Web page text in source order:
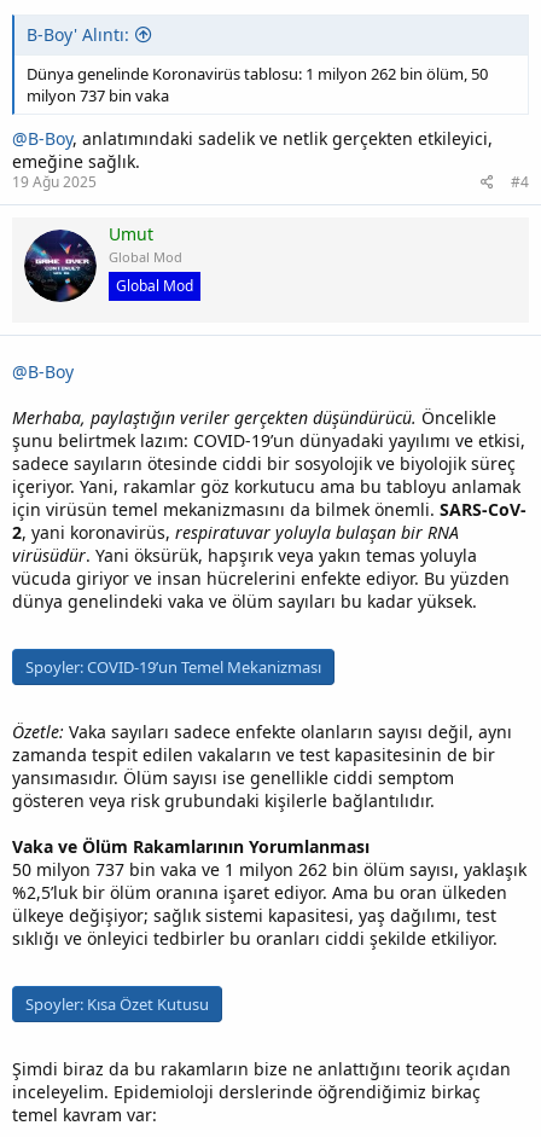
B-Boy' Alıntı:
Dünya genelinde Koronavirüs tablosu: 1 milyon 262 bin ölüm, 50
milyon 737 bin vaka
@B-Boy, anlatımındaki sadelik ve netlik gerçekten etkileyici,
emeğine sağlık.
19 Ağu 2025 #4
Umut
Global Mod
Global Mod
@B-Boy
Merhaba, paylaştığın veriler gerçekten düşündürücü. Öncelikle
şunu belirtmek lazım: COVID-19’un dünyadaki yayılımı ve etkisi,
sadece sayıların ötesinde ciddi bir sosyolojik ve biyolojik süreç
içeriyor. Yani, rakamlar göz korkutucu ama bu tabloyu anlamak
için virüsün temel mekanizmasını da bilmek önemli. SARS-CoV-
2, yani koronavirüs, respiratuvar yoluyla bulaşan bir RNA
virüsüdür. Yani öksürük, hapşırık veya yakın temas yoluyla
vücuda giriyor ve insan hücrelerini enfekte ediyor. Bu yüzden
dünya genelindeki vaka ve ölüm sayıları bu kadar yüksek.
Spoyler:COVID-19’un Temel Mekanizması
Özetle: Vaka sayıları sadece enfekte olanların sayısı değil, aynı
zamanda tespit edilen vakaların ve test kapasitesinin de bir
yansımasıdır. Ölüm sayısı ise genellikle ciddi semptom
gösteren veya risk grubundaki kişilerle bağlantılıdır.
Vaka ve Ölüm Rakamlarının Yorumlanması
50 milyon 737 bin vaka ve 1 milyon 262 bin ölüm sayısı, yaklaşık
%2,5’luk bir ölüm oranına işaret ediyor. Ama bu oran ülkeden
ülkeye değişiyor; sağlık sistemi kapasitesi, yaş dağılımı, test
sıklığı ve önleyici tedbirler bu oranları ciddi şekilde etkiliyor.
Spoyler: Kısa Özet Kutusu
Şimdi biraz da bu rakamların bize ne anlattığını teorik açıdan
inceleyelim. Epidemioloji derslerinde öğrendiğimiz birkaç
temel kavram var: